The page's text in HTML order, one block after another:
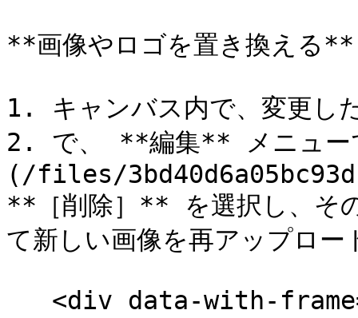
**画像やロゴを置き換える**
1. キャンバス内で、変更し
2. で、 **編集** メニュ
(/files/
**［削除］** を選択し、そ
て新しい画像を再アップロー